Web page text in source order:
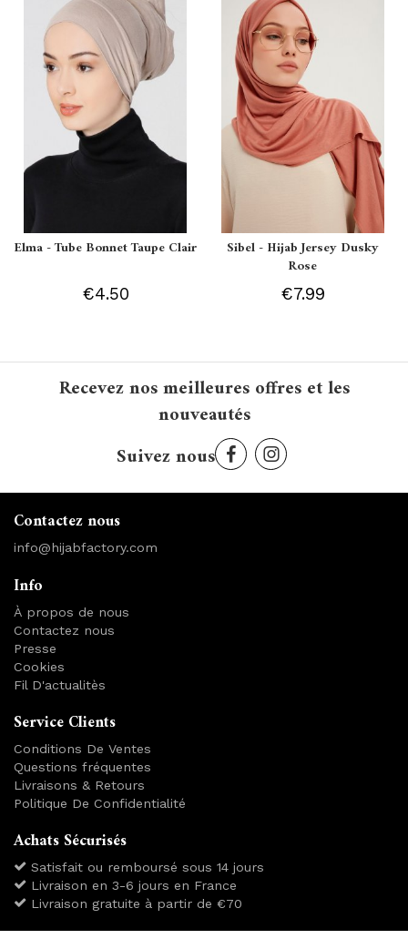
Elma - Tube Bonnet Taupe Clair
€4.50
Sibel - Hijab Jersey Dusky
Rose
€7.99
Recevez nos meilleures offres et les
nouveautés
Suivez nous
Contactez nous
info@hijabfactory.com
Info
À propos de nous
Contactez nous
Presse
Cookies
Fil D'actualitès
Service Clients
Conditions De Ventes
Questions fréquentes
Livraisons & Retours
Politique De Confidentialité
Achats Sécurisés
Satisfait ou remboursé sous 14 jours
Livraison en 3-6 jours en France
Livraison gratuite à partir de €70